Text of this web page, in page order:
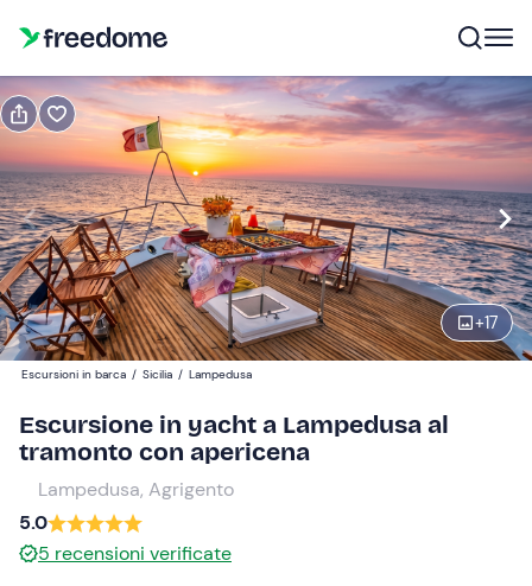
+17
Prenota Regala
Navigate
forward
to
interact
with
the
and
select
date.
Press
the
Modifica
18:00 Modifica
Adulti
70 €
1
Bambini
55 €
0
Escursioni in barca / Sicilia / Lampedusa
Escursione in yacht a Lampedusa al
tramonto con apericena
Lampedusa, Agrigento
5.0
5 recensioni verificate